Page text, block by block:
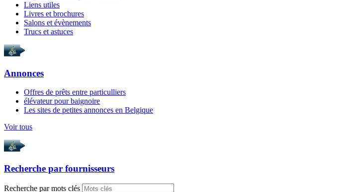
Liens utiles
Livres et brochures
Salons et évènements
Trucs et astuces
Annonces
Offres de prêts entre particulliers
élévateur pour baignoire
Les sites de petites annonces en Belgique
Voir tous
Recherche par fournisseurs
Recherche par mots clés